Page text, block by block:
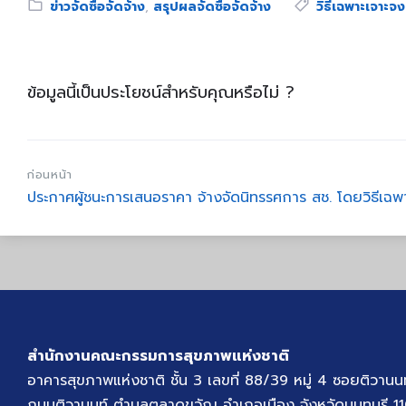
Category:
ข่าวจัดซื้อจัดจ้าง, สรุปผลจัดซื้อจัดจ้าง Tags:
วิธีเฉพาะเจาะจง
ข้อมูลนี้เป็นประโยชน์สำหรับคุณหรือไม่ ?
ก่อนหน้า
ประกาศผู้ชนะการเสนอราคา จ้างจัดนิทรรศการ สช. โดยวิธีเฉพ
สำนักงานคณะกรรมการสุขภาพแห่งชาติ
อาคารสุขภาพแห่งชาติ ชั้น 3 เลขที่ 88/39 หมู่ 4 ซอยติวานน